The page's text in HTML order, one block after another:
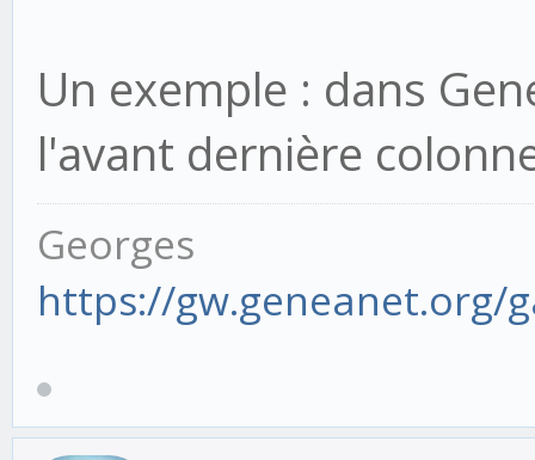
Un exemple : dans
l'avant dernière
Georges
https://gw.geneanet.org/